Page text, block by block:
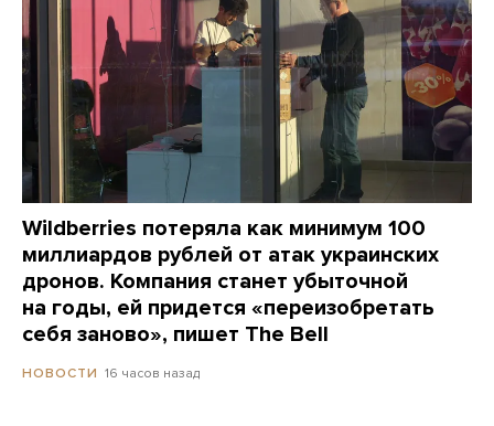
Wildberries потеряла как минимум 100
миллиардов рублей от атак украинских
дронов. Компания станет убыточной
на годы, ей придется «переизобретать
себя заново», пишет The Bell
НОВОСТИ 16 часов назад